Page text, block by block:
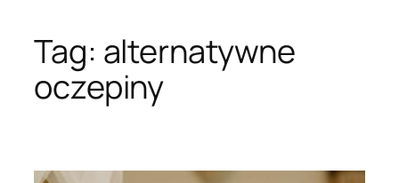
Tag: alternatywne
oczepiny